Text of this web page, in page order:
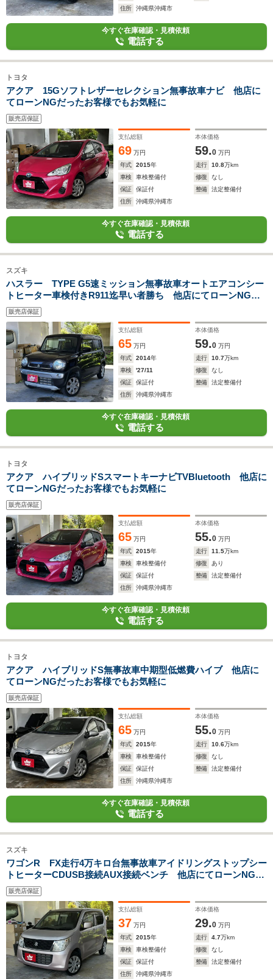
住所
沖縄県沖縄市
今すぐ在庫確認・見積依頼
電話する
トヨタ
アクア 15Gソフトレザーセレクション無事故車ナビ 他店に
てローンNGだったお客様でもお気軽に
販売店保証
支払総額
69 万円
本体価格
59.0 万円
年式
2015年 走行 10.8万km
車検
車検整備付 修復
なし
保証
保証付 整備
法定整備付
住所
沖縄県沖縄市
今すぐ在庫確認・見積依頼
電話する
スズキ
ハスラー TYPE G5速ミッション無事故車オートエアコンシー
トヒーター車検付きR911迄早い者勝ち 他店にてローンNGだ
ったお客様でもお気軽に
販売店保証
支払総額
65 万円
本体価格
59.0 万円
年式
2014年 走行 10.7万km
車検
'27/11 修復
なし
保証
保証付 整備
法定整備付
住所
沖縄県沖縄市
今すぐ在庫確認・見積依頼
電話する
トヨタ
アクア ハイブリッドSスマートキーナビTVBluetooth 他店に
てローンNGだったお客様でもお気軽に
販売店保証
支払総額
65 万円
本体価格
55.0 万円
年式
2015年 走行 11.5万km
車検
車検整備付 修復
あり
保証
保証付 整備
法定整備付
住所
沖縄県沖縄市
今すぐ在庫確認・見積依頼
電話する
トヨタ
アクア ハイブリッドS無事故車中期型低燃費ハイブ 他店に
てローンNGだったお客様でもお気軽に
販売店保証
支払総額
65 万円
本体価格
55.0 万円
年式
2015年 走行 10.6万km
車検
車検整備付 修復
なし
保証
保証付 整備
法定整備付
住所
沖縄県沖縄市
今すぐ在庫確認・見積依頼
電話する
スズキ
ワゴンR FX走行4万キロ台無事故車アイドリングストップシー
トヒーターCDUSB接続AUX接続ベンチ 他店にてローンNGだ
ったお客様でもお気軽に
販売店保証
支払総額
37 万円
本体価格
29.0 万円
年式
2015年 走行 4.7万km
車検
車検整備付 修復
なし
保証
保証付 整備
法定整備付
住所
沖縄県沖縄市